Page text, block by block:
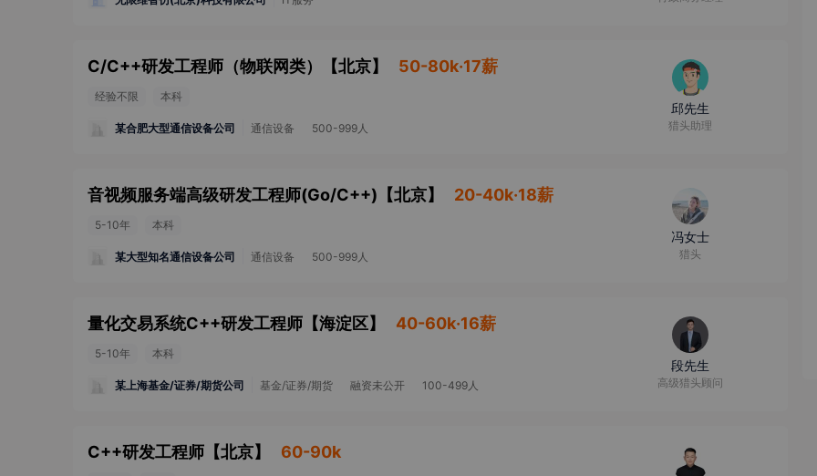
C/C++研发工程师（物联网类） 【北京】 50-80k·17薪
经验不限 本科
某合肥大型通信设备公司 通信设备 500-999人
邱先生
猎头助理
音视频服务端高级研发工程师(Go/C++) 【北京】 20-40k·18薪
5-10年 本科
某大型知名通信设备公司 通信设备 500-999人
冯女士
猎头
量化交易系统C++研发工程师 【海淀区】 40-60k·16薪
5-10年 本科
某上海基金/证券/期货公司 基金/证券/期货 融资未公开 100-499人
段先生
高级猎头顾问
C++研发工程师 【北京】 60-90k